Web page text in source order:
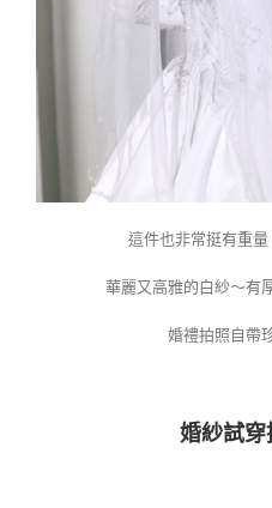
這件也非常挺有重
華麗又高雅的白紗～有
婚禮拍照自帶
婚紗試